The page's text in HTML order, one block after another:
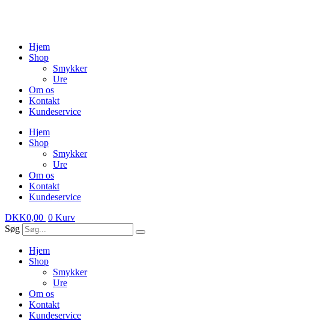
Hjem
Shop
Smykker
Ure
Om os
Kontakt
Kundeservice
Hjem
Shop
Smykker
Ure
Om os
Kontakt
Kundeservice
DKK0,00 0 Kurv
Søg
Hjem
Shop
Smykker
Ure
Om os
Kontakt
Kundeservice